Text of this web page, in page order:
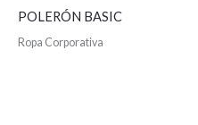
POLERÓN BASIC
Ropa Corporativa